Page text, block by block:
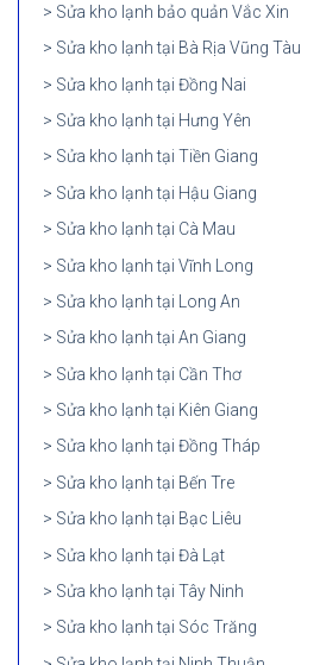
Sửa kho lạnh bảo quản Vắc Xin
Sửa kho lạnh tại Bà Rịa Vũng Tàu
Sửa kho lạnh tại Đồng Nai
Sửa kho lạnh tại Hưng Yên
Sửa kho lạnh tại Tiền Giang
Sửa kho lạnh tại Hậu Giang
Sửa kho lạnh tại Cà Mau
Sửa kho lạnh tại Vĩnh Long
Sửa kho lạnh tại Long An
Sửa kho lạnh tại An Giang
Sửa kho lạnh tại Cần Thơ
Sửa kho lạnh tại Kiên Giang
Sửa kho lạnh tại Đồng Tháp
Sửa kho lạnh tại Bến Tre
Sửa kho lạnh tại Bạc Liêu
Sửa kho lạnh tại Đà Lạt
Sửa kho lạnh tại Tây Ninh
Sửa kho lạnh tại Sóc Trăng